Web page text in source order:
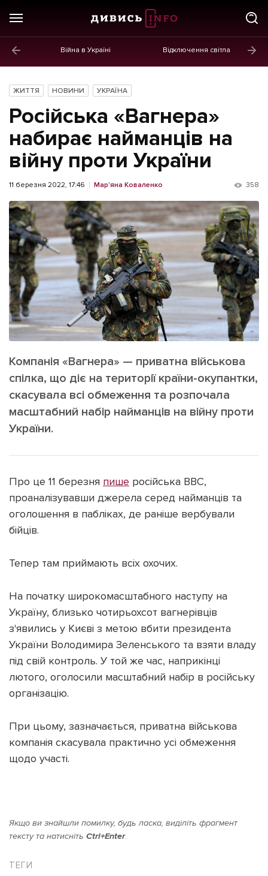
Війна в Україні Відключення світла
Новини
Політика
Економіка
Бізнес
Життя
Культура
Афіша
ІНШЕ
Інтерв'ю
Картки
Репортаж
Розслідування
Погляди
Ініціативи
Лонгріди
Прес-релізи
Фото/Відео
Made in Lviv
Зв'язатися з нами
Політика конфіденційності
Наші соц мережі
Підтримати dyvys.info
ЖИТТЯ НОВИНИ УКРАЇНА
Російська «Вагнера»
набирає найманців на
війну проти України
11 березня 2022, 17:46 Мар'яна Коваленко 358
Компанія «Вагнера» — приватна військова
спілка, що діє на території країни-окупантки,
скасувала всі обмеження та розпочала
масштабний набір найманців на війну проти
України.
Про це 11 березня пише російська ВВС,
проаналізувавши джерела серед найманців та
оголошення в пабліках, де раніше вербували
бійців.
Тепер там приймають всіх охочих.
На початку широкомасштабного наступу на
Україну, близько чотирьохсот вагнерівців
з'явились у Києві з метою вбити президента
України Володимира Зеленського та взяти владу
під свій контроль. У той же час, наприкінці
лютого, оголосили масштабний набір в російську
організацію.
При цьому, зазначається, приватна військова
компанія скасувала практично усі обмеження
щодо участі.
Якщо ви знайшли помилку, будь ласка, виділіть фрагмент
тексту та натисніть Ctrl+Enter.